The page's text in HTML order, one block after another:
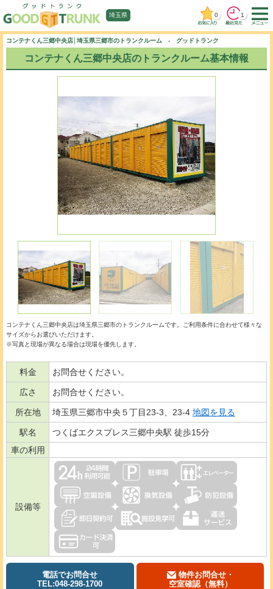
埼玉県 0 1
コンテナくん三郷中央店│埼玉県三郷市のトランクルーム - グッドトランク
コンテナくん三郷中央店のトランクルーム基本情報
コンテナくん三郷中央店は埼玉県三郷市のトランクルームです。ご利用条件に合わせて様々な
サイズからお選びいただけます。
※写真と現場が異なる場合は現場を優先します。
料金 お問合せください。
広さ お問合せください。
所在地 埼玉県三郷市中央５丁目23-3、23-4 地図を見る
駅名
つくばエクスプレス三郷中央駅 徒歩15分
車の利用
設備等
電話でお問合せ
TEL:048-298-1700
物件お問合せ・
空室確認（無料）